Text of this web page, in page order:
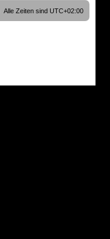
Alle Zeiten sindUTC+02:00